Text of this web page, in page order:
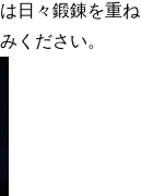
日々鍛錬を重ね
ください。